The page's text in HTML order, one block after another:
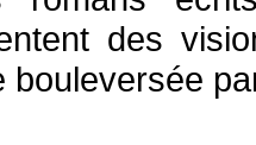
des
bouleversée